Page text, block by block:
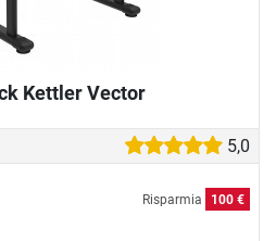
Kettler Vector
5,0
Risparmia 100 €